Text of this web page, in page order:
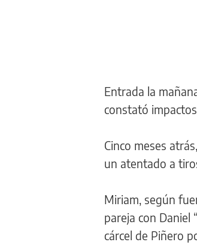
Entrada la
constató
Cinco meses
un atentado a
Miriam, según
pareja con Daniel
cárcel de Piñero